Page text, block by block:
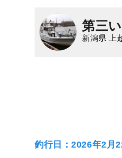
第三
新潟県 上
釣行日：2026年2月